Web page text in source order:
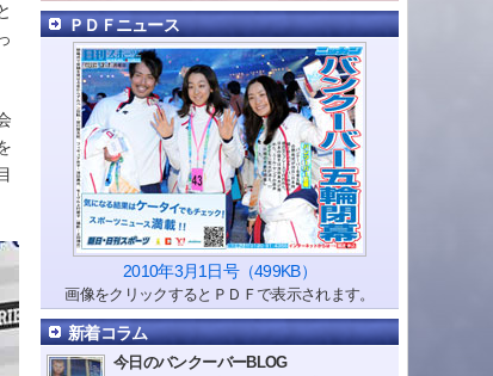
ＰＤＦニュース
2010年3月1日号（499KB）
画像をクリックするとＰＤＦで表示されます。
新着コラム
今日のバンクーバーBLOG